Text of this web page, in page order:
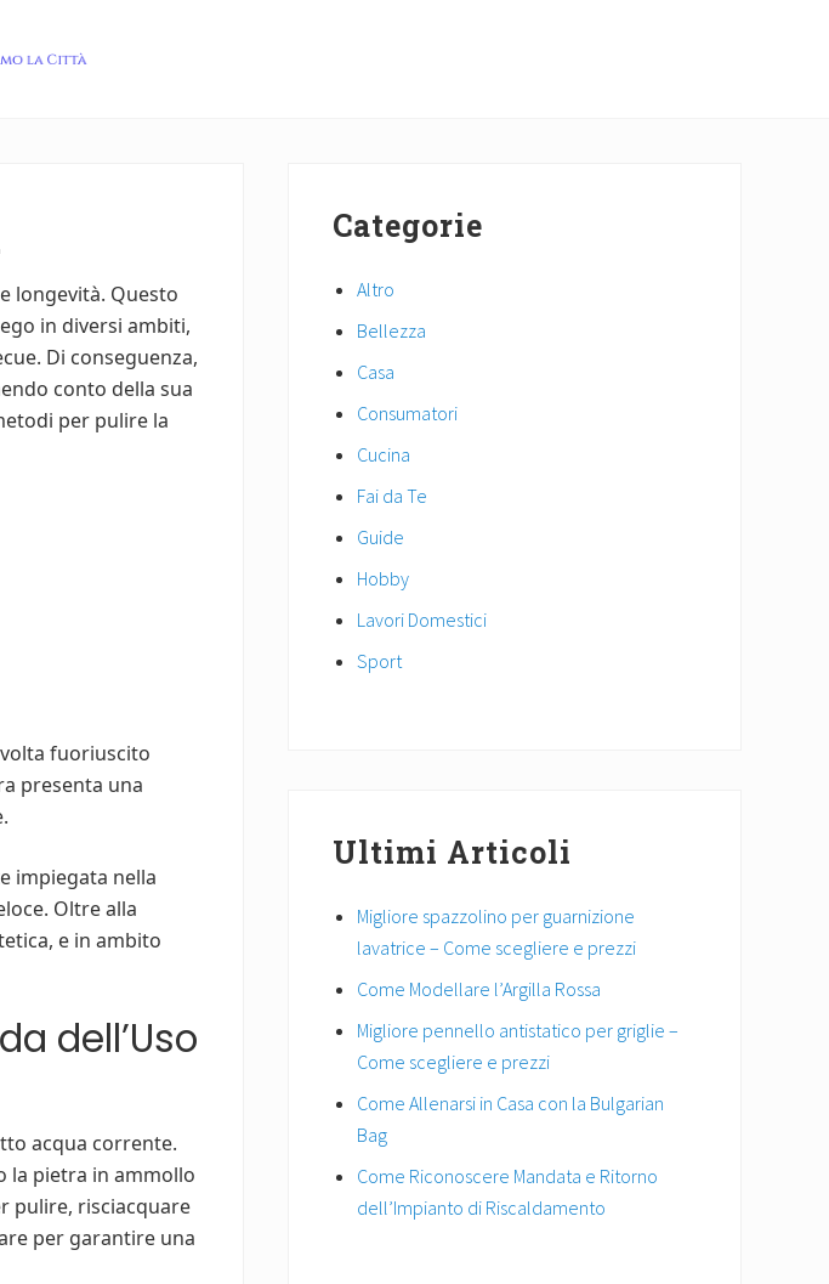
longevità. Questo
in diversi ambiti,
Di conseguenza,
conto della sua
per pulire la
fuoriuscito
presenta una
impiegata nella
Oltre alla
e in ambito
dell’Uso
acqua corrente.
la pietra in ammollo
pulire, risciacquare
per garantire una
Sidebar
Categorie
Altro
Bellezza
Casa
Consumatori
Cucina
Fai da Te
Guide
Hobby
Lavori Domestici
Sport
Ultimi Articoli
Migliore spazzolino per guarnizione
lavatrice – Come scegliere e prezzi
Come Modellare l’Argilla Rossa
Migliore pennello antistatico per griglie –
Come scegliere e prezzi
Come Allenarsi in Casa con la Bulgarian
Bag
Come Riconoscere Mandata e Ritorno
dell’Impianto di Riscaldamento